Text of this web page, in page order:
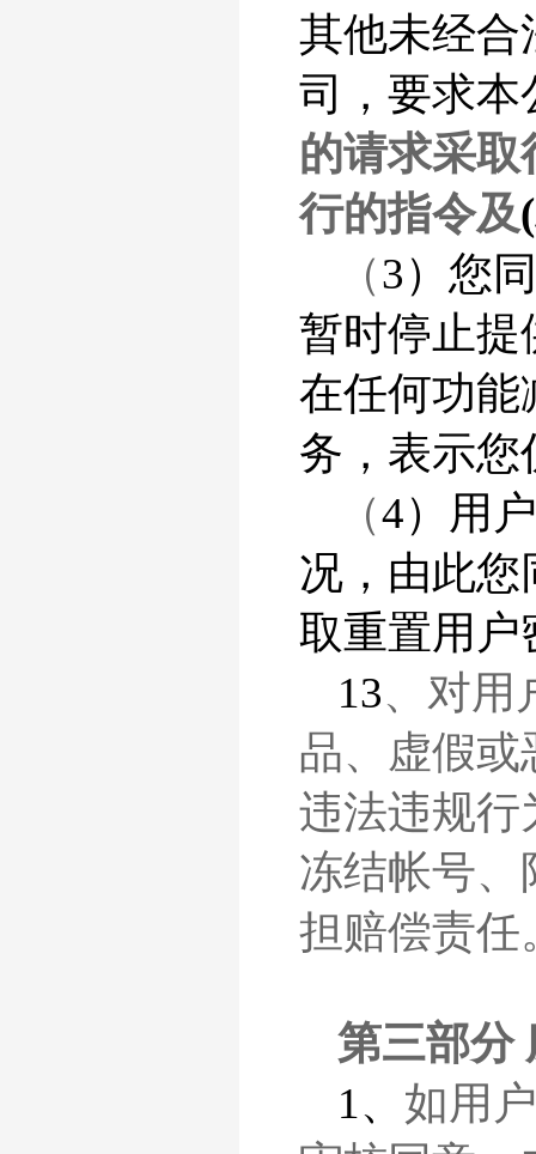
其他未经合
司，要求本
的请求采
行的指令及
（3）您
暂时停止提
在任何功能
务，表示您
（4）用
况，由此您
取重置用户
13、对用
品、虚假
违法违规行
冻结帐号、
担赔偿责任
第三部分
1、 如用